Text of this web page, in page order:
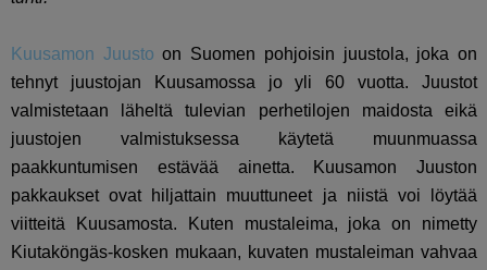
Kuusamon Juusto on Suomen pohjoisin juustola, joka on
tehnyt juustojan Kuusamossa jo yli 60 vuotta. Juustot
valmistetaan läheltä tulevian perhetilojen maidosta eikä
juustojen valmistuksessa käytetä muunmuassa
paakkuntumisen estävää ainetta. Kuusamon Juuston
pakkaukset ovat hiljattain muuttuneet ja niistä voi löytää
viitteitä Kuusamosta. Kuten mustaleima, joka on nimetty
Kiutaköngäs-kosken mukaan, kuvaten mustaleiman vahvaa